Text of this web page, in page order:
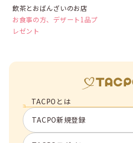
飲茶とおばんざいのお店
お食事の方、デザート1品プ
レゼント
TACPOとは
TACPO新規登録